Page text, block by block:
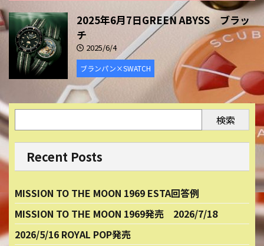
2025年6月7日GREEN ABYSS ブラッ
チ
2025/6/4
ブランパン×SWATCH
検索
Recent Posts
MISSION TO THE MOON 1969 ESTA回答例
MISSION TO THE MOON 1969発売 2026/7/18
2026/5/16 ROYAL POP発売